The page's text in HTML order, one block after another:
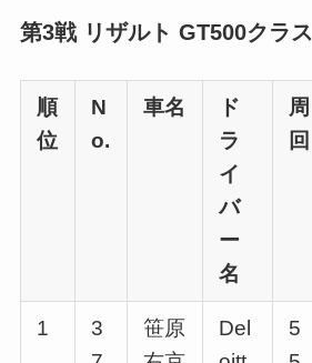
第3戦 リザルト GT500クラス
順
位
N
o.
車名
ド
ラ
イ
バ
ー
名
周
回
1
3
笹原
Del
5